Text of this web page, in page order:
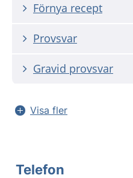
Förnya recept
Provsvar
Gravid provsvar
Visa fler
Telefon